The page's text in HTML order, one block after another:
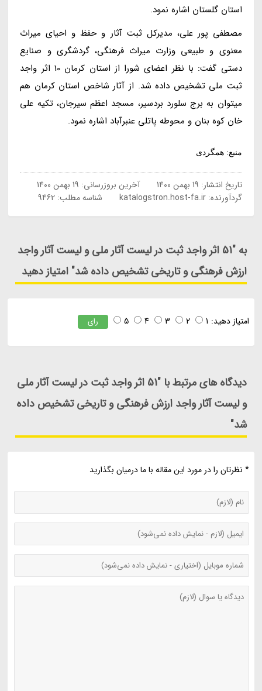
استان گلستان اشاره نمود.
مصطفی پور علی، مدیرکل ثبت آثار و حفظ و احیای میراث
معنوی و طبیعی وزارت میراث فرهنگی، گردشگری و صنایع
دستی گفت: با نظر اعضای شورا از استان کرمان 10 اثر واجد
ثبت ملی تشخیص داده شد. از آثار شاخص استان کرمان هم
میتوان به برج سلورد بردسیر، مسجد اعظم سیرجان، تکیه علی
خان کوه بنان و محوطه پاتلی عنبرآباد اشاره نمود.
منبع: همگردی
تاریخ انتشار: 19 بهمن 1400 آخرین بروزرسانی: 19 بهمن 1400
گردآورنده:katalogstron.host-fa.ir شناسه مطلب: 9462
به "51 اثر واجد ثبت در لیست آثار ملی و لیست آثار واجد
ارزش فرهنگی و تاریخی تشخیص داده شد" امتیاز دهید
امتیاز دهید: 1
2
3
4
5 رای
دیدگاه های مرتبط با "51 اثر واجد ثبت در لیست آثار ملی
و لیست آثار واجد ارزش فرهنگی و تاریخی تشخیص داده
شد"
* نظرتان را در مورد این مقاله با ما درمیان بگذارید